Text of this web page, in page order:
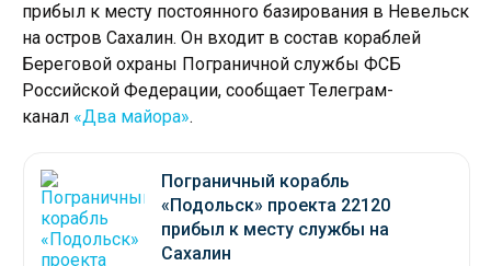
прибыл к месту постоянного базирования в Невельск
на остров Сахалин. Он входит в состав кораблей
Береговой охраны Пограничной службы ФСБ
Российской Федерации, сообщает Телеграм-
канал «Два майора».
Пограничный корабль
«Подольск» проекта 22120
прибыл к месту службы на
Сахалин